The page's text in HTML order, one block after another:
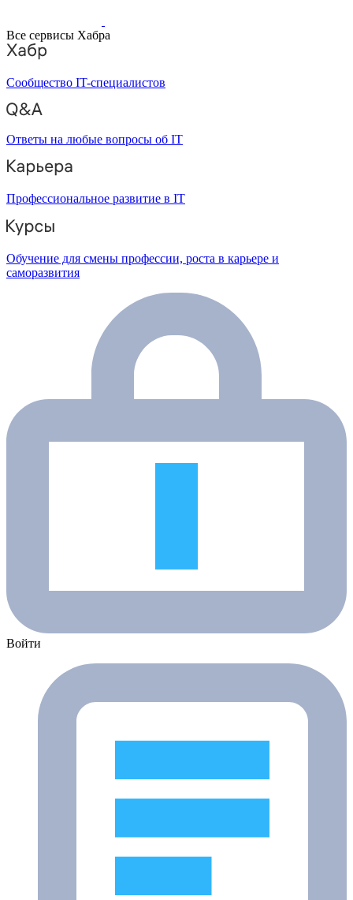
Все сервисы Хабра
Сообщество IT-специалистов
Ответы на любые вопросы об IT
Профессиональное развитие в IT
Обучение для смены профессии, роста в карьере и
саморазвития
Войти